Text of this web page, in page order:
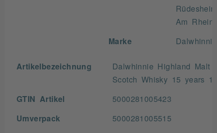
Rüdesheim
Am Rhein
Marke Dalwhinnie
Artikelbezeichnung
Dalwhinnie Highland Malt
Scotch Whisky 15 years
GTIN Artikel 5000281005423
Umverpack 5000281005515